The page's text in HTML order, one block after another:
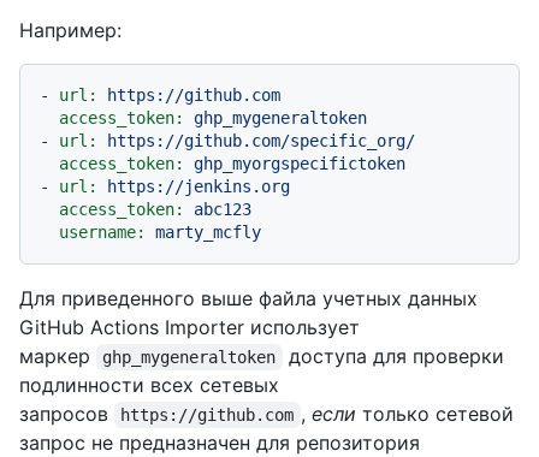
Например:
- url:
https://github.com
access_token:
ghp_mygeneraltoken
-
url:
https://github.com/specific_org/
access_token:
ghp_myorgspecifictoken
-
url:
https://jenkins.org
access_token:
abc123
username:
marty_mcfly
Для приведенного выше файла учетных данных
GitHub Actions Importer использует
маркер
ghp_mygeneraltoken
доступа для проверки
подлинности всех сетевых
запросов
https://github.com , если только сетевой
запрос не предназначен для репозитория